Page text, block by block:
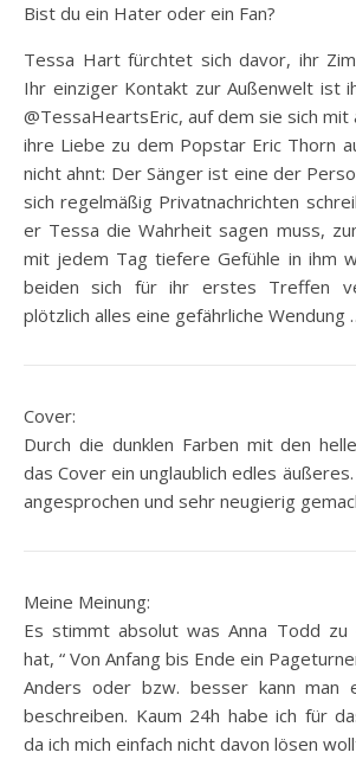
Bist du ein Hater oder ein Fan?
Tessa Hart fürchtet sich davor, ihr
Ihr einziger Kontakt zur Außenwelt ist
@TessaHeartsEric, auf dem sie sich mit
ihre Liebe zu dem Popstar Eric Thorn
nicht ahnt: Der Sänger ist eine der
sich regelmäßig Privatnachrichten
er Tessa die Wahrheit sagen muss,
mit jedem Tag tiefere Gefühle in ihm
beiden sich für ihr erstes Treffen
plötzlich alles eine gefährliche Wendung
Cover:
Durch die dunklen Farben mit den
das Cover ein unglaublich edles
angesprochen und sehr neugierig
Meine Meinung:
Es stimmt absolut was Anna Todd zu
hat, “ Von Anfang bis Ende ein
Anders oder bzw. besser kann man
beschreiben. Kaum 24h habe ich für
da ich mich einfach nicht davon lösen